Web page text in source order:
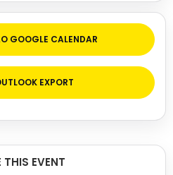
GOOGLE CALENDAR
EXPORT
THIS EVENT